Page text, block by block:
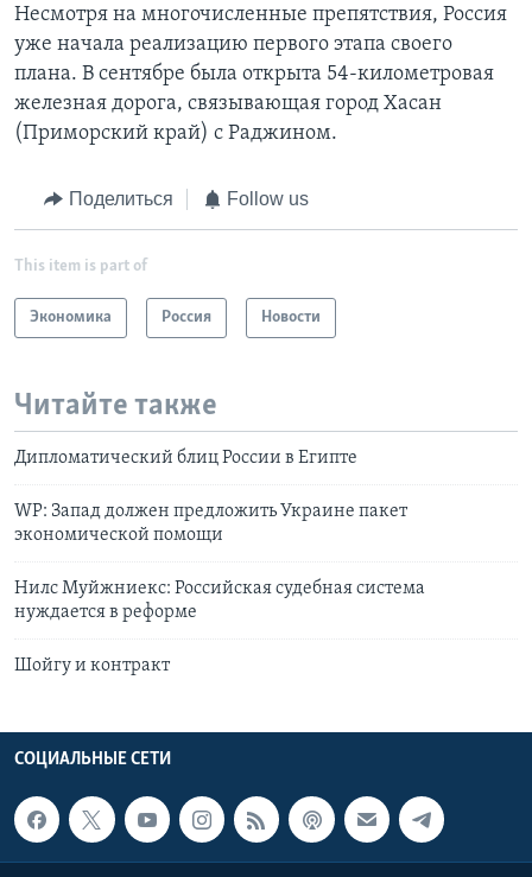
Несмотря на многочисленные препятствия, Россия
уже начала реализацию первого этапа своего
плана. В сентябре была открыта 54-километровая
железная дорога, связывающая город Хасан
(Приморский край) с Раджином.
Поделиться Follow us
This item is part of
Экономика Россия Новости
Читайте также
Дипломатический блиц России в Египте
WP: Запад должен предложить Украине пакет
экономической помощи
Нилс Муйжниекс: Российская судебная система
нуждается в реформе
Шойгу и контракт
СОЦИАЛЬНЫЕ СЕТИ